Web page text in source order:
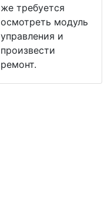
же требуется
осмотреть модуль
управления и
произвести
ремонт.